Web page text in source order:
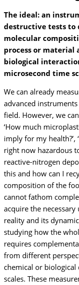
The ideal: an
destructive tests to
molecular
process or material
biological
microsecond time
We can already
advanced
field. However, we
‘How much
imply for my health?’,
right now hazardous
reactive-nitrogen
this and how can I
composition of the
cannot fathom
acquire the
reality and its
studying how the
requires
from different
chemical or
scales. These